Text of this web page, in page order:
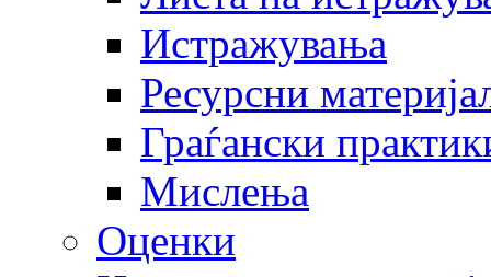
Истражувања
Ресурсни
Граѓански
Мислења
Оценки